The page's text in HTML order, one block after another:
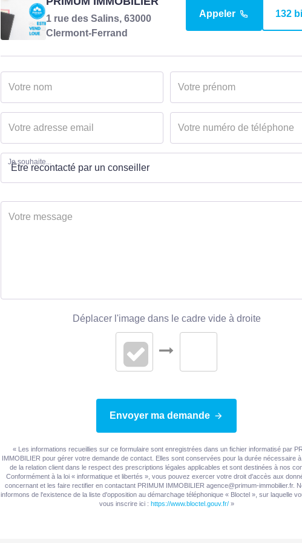
1 rue des Salins, 63000
Clermont-Ferrand
Appeler 132
Je souhaite...
Déplacer l'image dans le cadre vide à droite
Envoyer ma demande
« Les informations recueillies sur ce formulaire sont enregistrées dans un fichier informatisé par
IMMOBILIER pour gérer votre demande de contact. Elles sont conservées pour la durée nécessaire
de la relation client dans le respect des prescriptions légales applicables et sont destinées à nos
Conformément à la loi « informatique et libertés », vous pouvez exercer votre droit d'accès aux
concernant et les faire rectifier en contactant PRIMUM IMMOBILIER agence@primum-immobilier.fr.
informons de l'existence de la liste d'opposition au démarchage téléphonique « Bloctel », sur laquelle
vous inscrire ici : https://www.bloctel.gouv.fr/»